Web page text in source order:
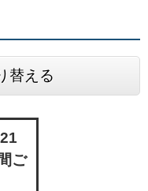
替える
ご